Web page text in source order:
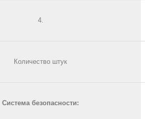
4.
Количество штук
Система безопасности: